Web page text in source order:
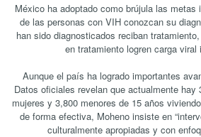
México ha adoptado como brújula las metas
de las personas con VIH conozcan su
han sido diagnosticados reciban
en tratamiento logren carga viral
Aunque el país ha logrado importantes
Datos oficiales revelan que actualmente hay
mujeres y 3,800 menores de 15 años
de forma efectiva, Moheno insiste en
culturalmente apropiadas y con